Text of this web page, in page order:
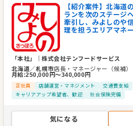
私たちの店の目的は、お客様に満足し
お越しいただいたお客様が、値段や品
いつでも安心して気軽に楽しくお食事
しています。私たちはこれからも、お
をめざしてまいります。
企業情報
業種／業態
ファミレス
事業内容
ぎょうざの「みよしの」の直営
ぎょうざを主体としたチルド商
【紹介案件】北海道
ランを次のステージ
牽引し、みよしのや
理を担うエリアマネ
「本社」 ｜株式会社テンフードサービス
北海道／札幌市店長・マネージャー（候補）
月給:250,000 円〜340,000円
正社員 店舗運営・マネジメント
交通費支給
キャリアアップ希望者、歓迎
社会保険完備
気になる